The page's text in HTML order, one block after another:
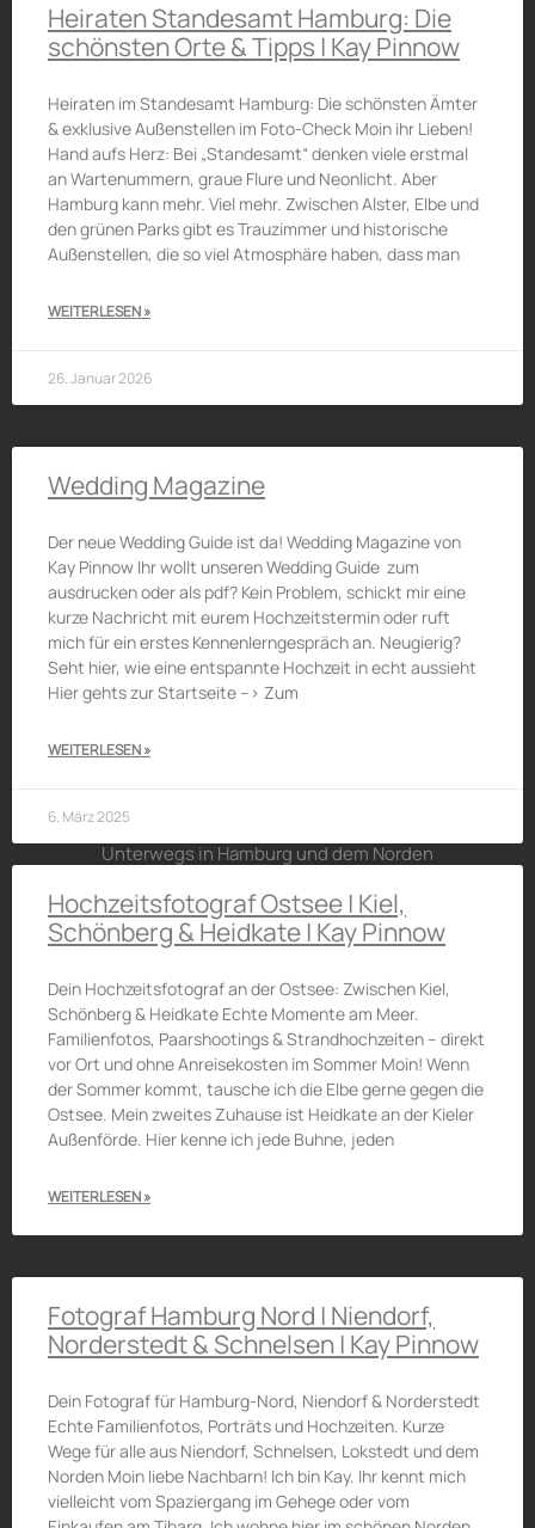
Heiraten Standesamt Hamburg: Die
schönsten Orte & Tipps | Kay Pinnow
Heiraten im Standesamt Hamburg: Die schönsten Ämter
& exklusive Außenstellen im Foto-Check Moin ihr Lieben!
Hand aufs Herz: Bei „Standesamt“ denken viele erstmal
an Wartenummern, graue Flure und Neonlicht. Aber
Hamburg kann mehr. Viel mehr. Zwischen Alster, Elbe und
den grünen Parks gibt es Trauzimmer und historische
Außenstellen, die so viel Atmosphäre haben, dass man
WEITERLESEN »
26. Januar 2026
Wedding Magazine
Der neue Wedding Guide ist da! Wedding Magazine von
Kay Pinnow Ihr wollt unseren Wedding Guide zum
ausdrucken oder als pdf? Kein Problem, schickt mir eine
kurze Nachricht mit eurem Hochzeitstermin oder ruft
mich für ein erstes Kennenlerngespräch an. Neugierig?
Seht hier, wie eine entspannte Hochzeit in echt aussieht
Hier gehts zur Startseite –> Zum
WEITERLESEN »
6. März 2025
Unterwegs in Hamburg und dem Norden
Hochzeitsfotograf Ostsee | Kiel,
Schönberg & Heidkate | Kay Pinnow
Dein Hochzeitsfotograf an der Ostsee: Zwischen Kiel,
Schönberg & Heidkate Echte Momente am Meer.
Familienfotos, Paarshootings & Strandhochzeiten – direkt
vor Ort und ohne Anreisekosten im Sommer Moin! Wenn
der Sommer kommt, tausche ich die Elbe gerne gegen die
Ostsee. Mein zweites Zuhause ist Heidkate an der Kieler
Außenförde. Hier kenne ich jede Buhne, jeden
WEITERLESEN »
Fotograf Hamburg Nord | Niendorf,
Norderstedt & Schnelsen | Kay Pinnow
Dein Fotograf für Hamburg-Nord, Niendorf & Norderstedt
Echte Familienfotos, Porträts und Hochzeiten. Kurze
Wege für alle aus Niendorf, Schnelsen, Lokstedt und dem
Norden Moin liebe Nachbarn! Ich bin Kay. Ihr kennt mich
vielleicht vom Spaziergang im Gehege oder vom